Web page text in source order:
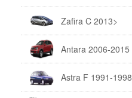
Zafira C 2013>
Antara 2006-2015
Astra F 1991-1998